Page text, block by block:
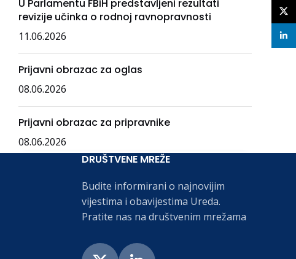
U Parlamentu FBiH predstavljeni rezultati
revizije učinka o rodnoj ravnopravnosti
11.06.2026
Prijavni obrazac za oglas
08.06.2026
Prijavni obrazac za pripravnike
08.06.2026
DRUŠTVENE MREŽE
Budite informirani o najnovijim
vijestima i obavijestima Ureda.
Pratite nas na društvenim mrežama